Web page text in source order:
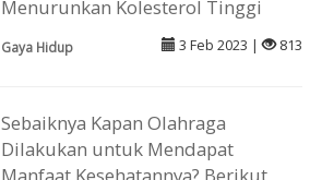
Menurunkan Kolesterol Tinggi
Gaya Hidup 3 Feb 2023 | 813
Sebaiknya Kapan Olahraga
Dilakukan untuk Mendapat
Manfaat Kesehatannya? Berikut